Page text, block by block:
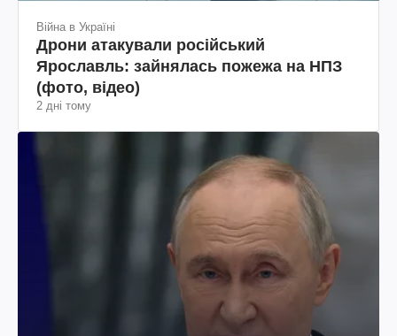
Війна в Україні
Дрони атакували російський
Ярославль: зайнялась пожежа на НПЗ
(фото, відео)
2 дні тому